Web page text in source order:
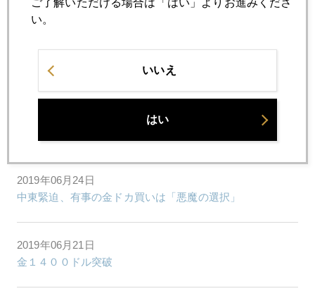
2019年06月26日
「元気をもらう」の違和感
2019年06月24日
中東緊迫、有事の金ドカ買いは「悪魔の選択」
2019年06月21日
金１４００ドル突破
ご了解いただける場合は「はい」よりお進みくださ
い。
いいえ
はい